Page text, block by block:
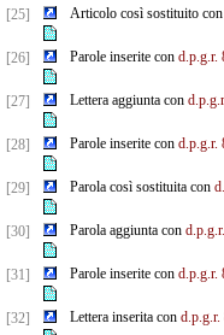
[25] Articolo così sostituito con
[26] Parole inserite con d.p.g.r.
[27] Lettera aggiunta con
[28] Parole inserite con d.p.g.r.
[29] Parola così sostituita con
[30] Parola aggiunta con
[31] Parole inserite con d.p.g.r.
[32] Lettera inserita con